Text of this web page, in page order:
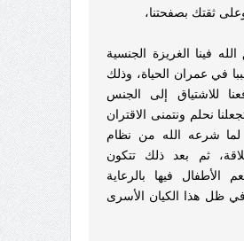
ثقتك بصفحتنا،
فينا الغريزة الجنسية
في عمران الحياة، وذلك
للاشتياق إلى الجنس
نحلم ونتمنى الاقتران
لما شرعه الله من نظام
ثم بعد ذلك تتكون
الأطفال فيها بالرعاية
في ظل هذا الكيان الأسرى